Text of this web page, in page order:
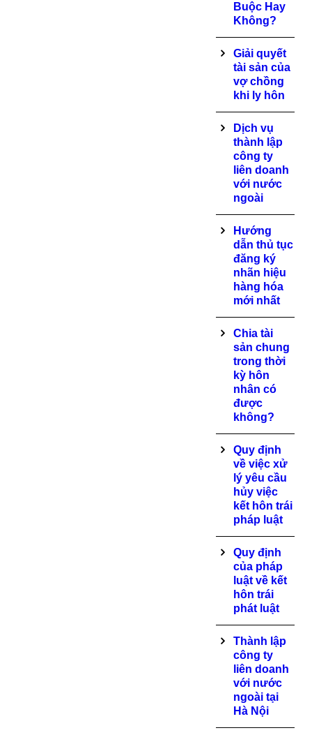
Buộc Hay
Không?
Giải quyết
tài sản của
vợ chồng
khi ly hôn
Dịch vụ
thành lập
công ty
liên doanh
với nước
ngoài
Hướng
dẫn thủ tục
đăng ký
nhãn hiệu
hàng hóa
mới nhất
Chia tài
sản chung
trong thời
kỳ hôn
nhân có
được
không?
Quy định
về việc xử
lý yêu cầu
hủy việc
kết hôn trái
pháp luật
Quy định
của pháp
luật về kết
hôn trái
phát luật
Thành lập
công ty
liên doanh
với nước
ngoài tại
Hà Nội